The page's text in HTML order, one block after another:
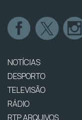
NOTÍCIAS
DESPORTO
TELEVISÃO
RÁDIO
RTP ARQUIVOS